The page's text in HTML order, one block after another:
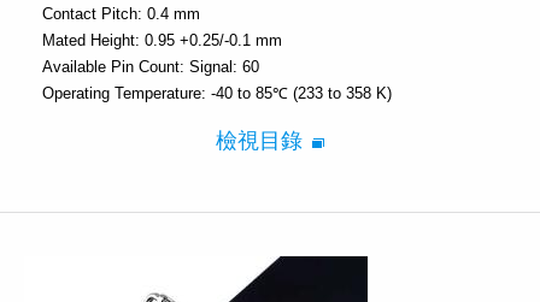
Contact Pitch: 0.4 mm
Mated Height: 0.95 +0.25/-0.1 mm
Available Pin Count: Signal: 60
Operating Temperature: -40 to 85℃ (233 to 358 K)
檢視目錄